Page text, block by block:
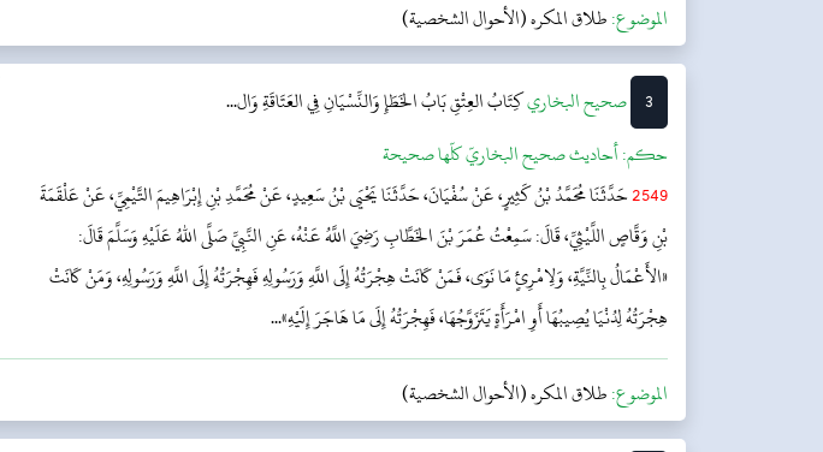
الموضوع:طلاق المكره (الأحوال الشخصية)
3 ‌‌صحيح البخاريكِتَابُ العِتْقِبَابُ الخَطَإِ وَالنِّسْيَانِ فِي العَتَاقَةِ وَال...
حکم:أحاديث صحيح البخاريّ كلّها صحيحة
2549حَدَّثَنَا مُحَمَّدُ بْنُ كَثِيرٍ، عَنْ سُفْيَانَ، حَدَّثَنَا يَحْيَى بْنُ سَعِيدٍ، عَنْ مُحَمَّدِ بْنِ إِبْرَاهِيمَ التَّيْمِيِّ، عَنْ عَلْقَمَةَ
بْنِ وَقَّاصٍ اللَّيْثِيِّ، قَالَ: سَمِعْتُ عُمَرَ بْنَ الخَطَّابِ رَضِيَ اللَّهُ عَنْهُ، عَنِ النَّبِيِّ صَلَّى اللهُ عَلَيْهِ وَسَلَّمَ قَالَ:
«الأَعْمَالُ بِالنِّيَّةِ، وَلِامْرِئٍ مَا نَوَى، فَمَنْ كَانَتْ هِجْرَتُهُ إِلَى اللَّهِ وَرَسُولِهِ فَهِجْرَتُهُ إِلَى اللَّهِ وَرَسُولِهِ، وَمَنْ كَانَتْ
هِجْرَتُهُ لِدُنْيَا يُصِيبُهَا أَوِ امْرَأَةٍ يَتَزَوَّجُهَا، فَهِجْرَتُهُ إِلَى مَا هَاجَرَ إِلَيْهِ»...
الموضوع:طلاق المكره (الأحوال الشخصية)